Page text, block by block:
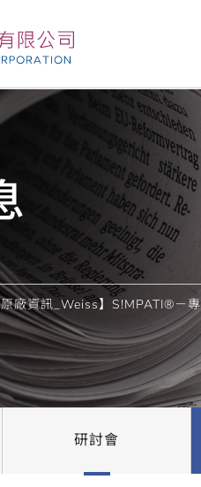
廠資訊_Weiss】S!MPATI®－
研討會